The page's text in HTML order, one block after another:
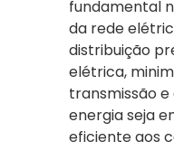
fundamental
da rede
distribuição
elétrica,
transmissão
energia seja
eficiente aos